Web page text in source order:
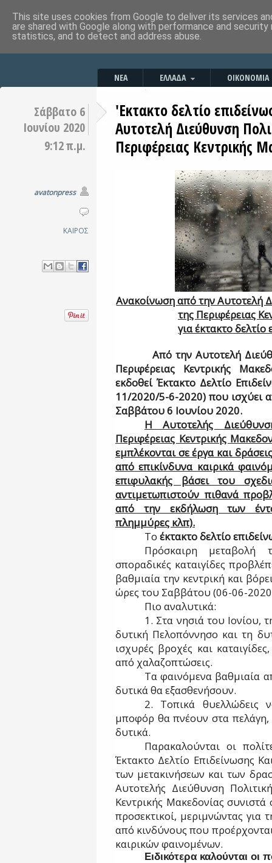
ΝΕΑ ΕΛΛΑΔΑ ΟΙΚΟΝΟΜΙΑ
Σάββατο 6
Ιουνίου 2020
9:12 π.μ.
avatonpress
ΚΑΙΡΟΣ
'Eκτακτο δελτίο
Αυτοτελή Διεύθυνση
Περιφέρειας Κεντρικής
Ανακοίνωση από την Αυτοτελή
της Περιφέρειας
για έκτακτο
Από την Αυτοτελή
Περιφέρειας Κεντρικής
εκδοθεί Έκτακτο Δελτίο
11/2020/5-6-2020) που ισχύει
Σαββάτου 6 Ιουνίου 2020.
Η Αυτοτελής
Περιφέρειας Κεντρικής
εμπλέκονται σε έργα και
από επικίνδυνα καιρικά
επιφυλακής βάσει του
αντιμετωπιστούν πιθανά
από την εκδήλωση των
πλημμύρες κλπ).
Το έκτακτο δελτίο
Πρόσκαιρη
σποραδικές καταιγίδες
βαθμιαία την κεντρική και
ώρες του Σαββάτου (06-06-
Πιο αναλυτικά:
1. Στα νησιά του Ιονίου,
δυτική Πελοπόννησο και τη
ισχυρές βροχές και
από χαλαζοπτώσεις.
Τα φαινόμενα βαθμιαία
δυτικά θα εξασθενήσουν.
2. Τοπικά θυελλώδεις
μποφόρ θα πνέουν στα
δυτικά.
Παρακαλούνται οι
Έκτακτο Δελτίο Επιδείνωσης
των μετακινήσεων και των
Αυτοτελής Διεύθυνση
Κεντρικής Μακεδονίας συνιστά
προσεκτικοί, μεριμνώντας
από κινδύνους που
καιρικών φαινομένων.
Ειδικότερα καλούνται οι
This site uses cookies from Google to deliver its services
are shared with Google along with performance and
statistics, and to detect and address abuse.